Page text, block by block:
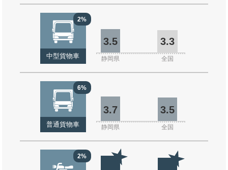
2%
中型貨物車
3.5 3.3
静岡県 全国
6%
普通貨物車
3.7 3.5
静岡県 全国
2%